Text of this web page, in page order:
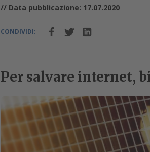
// Data pubblicazione: 17.07.2020
CONDIVIDI:
Per salvare internet,